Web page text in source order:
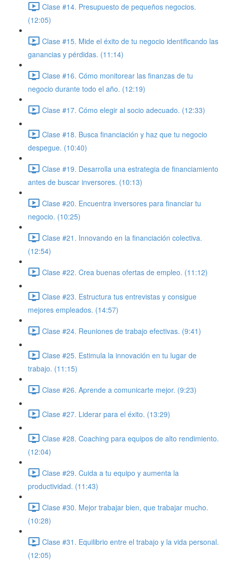
Clase #14. Presupuesto de pequeños negocios.
(12:05)
Clase #15. Mide el éxito de tu negocio identificando las
ganancias y pérdidas. (11:14)
Clase #16. Cómo monitorear las finanzas de tu
negocio durante todo el año. (12:19)
Clase #17. Cómo elegir al socio adecuado. (12:33)
Clase #18. Busca financiación y haz que tu negocio
despegue. (10:40)
Clase #19. Desarrolla una estrategia de financiamiento
antes de buscar inversores. (10:13)
Clase #20. Encuentra inversores para financiar tu
negocio. (10:25)
Clase #21. Innovando en la financiación colectiva.
(12:54)
Clase #22. Crea buenas ofertas de empleo. (11:12)
Clase #23. Estructura tus entrevistas y consigue
mejores empleados. (14:57)
Clase #24. Reuniones de trabajo efectivas. (9:41)
Clase #25. Estimula la innovación en tu lugar de
trabajo. (11:15)
Clase #26. Aprende a comunicarte mejor. (9:23)
Clase #27. Liderar para el éxito. (13:29)
Clase #28. Coaching para equipos de alto rendimiento.
(12:04)
Clase #29. Cuida a tu equipo y aumenta la
productividad. (11:43)
Clase #30. Mejor trabajar bien, que trabajar mucho.
(10:28)
Clase #31. Equilibrio entre el trabajo y la vida personal.
(12:05)